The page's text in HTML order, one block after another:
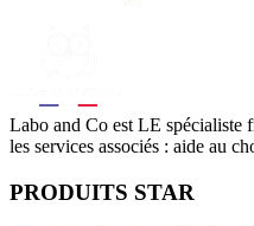
Labo and Co est LE spécialiste
les services associés : aide au
PRODUITS STAR